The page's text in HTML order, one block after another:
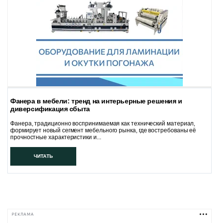
Фанера в мебели: тренд на интерьерные решения и
диверсификация сбыта
Фанера, традиционно воспринимаемая как технический материал,
формирует новый сегмент мебельного рынка, где востребованы её
прочностные характеристики и...
ЧИТАТЬ
РЕКЛАМА